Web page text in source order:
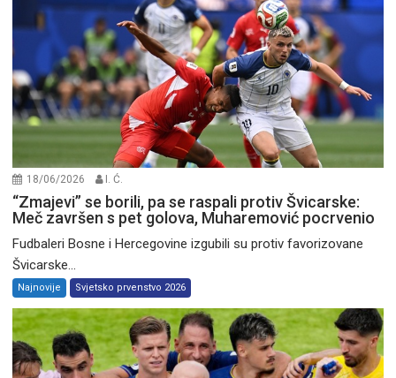
18/06/2026 I. Ć.
“Zmajevi” se borili, pa se raspali protiv Švicarske:
Meč završen s pet golova, Muharemović pocrvenio
Fudbaleri Bosne i Hercegovine izgubili su protiv favorizovane
Švicarske...
Najnovije Svjetsko prvenstvo 2026